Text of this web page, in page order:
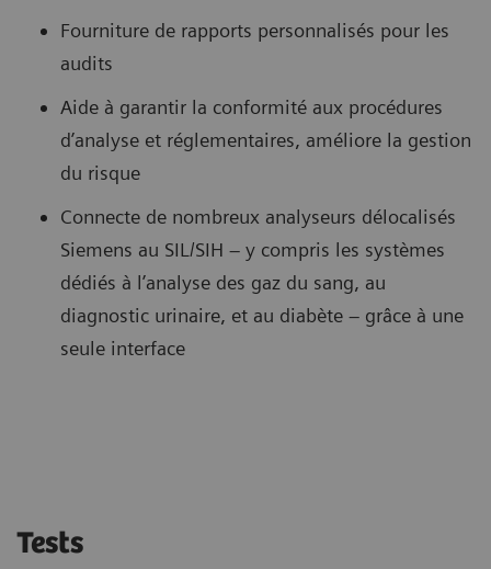
Fourniture de rapports personnalisés pour les
audits
Aide à garantir la conformité aux procédures
d’analyse et réglementaires, améliore la gestion
du risque
Connecte de nombreux analyseurs délocalisés
Siemens au SIL/SIH – y compris les systèmes
dédiés à l’analyse des gaz du sang, au
diagnostic urinaire, et au diabète – grâce à une
seule interface
Tests